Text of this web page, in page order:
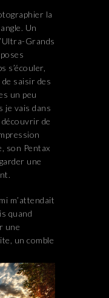
la
Un
Grands
s’écouler,
saisir des
un peu
je vais dans
découvrir de
son Pentax
une
m’attendait
quand
une
un comble